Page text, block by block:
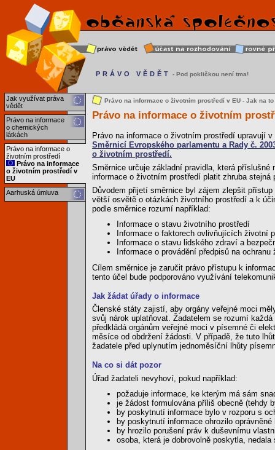
Jak využívat práva
vědět
Právo na informace
o chemických
látkách
Právo na informace o
životním prostředí
Právo na informace
o životním prostředí v
EU
Aarhuská úmluva
PRÁVO VĚDĚT - Pod pokličkou není tma!
Právo na informace o životním prostředí v EU - Jak na to
Právo na informace o životním
Právo na informace o životním prostředí upravují
Směrnicí Evropského parlamentu a Rady č.
o životním prostředí.
Směrnice určuje základní pravidla, která
informace o životním prostředí platit zhruba stejná
Důvodem přijetí směrnice byl zájem zlepšit
větší osvětě o otázkách životního prostředí a k
podle směrnice rozumí například:
Informace o stavu životního prostředí
Informace o faktorech ovlivňujících životní
Informace o stavu lidského zdraví a
Informace o provádění předpisů na
Cílem směrnice je zaručit právo přístupu k
tento účel bude podporováno využívání
Jak žádat úřady o informace
Členské státy zajistí, aby orgány veřejné moci
svůj nárok uplatňovat. Žadatelem se rozumí
předkládá orgánům veřejné moci v písemné či
měsíce od obdržení žádosti. V případě, že tuto
žadatele před uplynutím jednoměsíční lhůty
Na co si dát pozor
Úřad žadateli nevyhoví, pokud například:
požaduje informace, ke kterým má sám
je žádost formulována příliš obecně (tehdy
by poskytnutí informace bylo v rozporu s
by poskytnutí informace ohrozilo
by hrozilo porušení práv k duševnímu
osoba, která je dobrovolně poskytla,